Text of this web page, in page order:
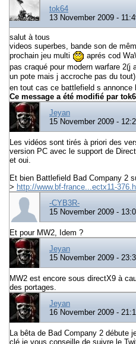
tok64
13 November 2009 -
salut à tous
videos superbes, bande son de
prochain jeu multi
aprés cod
pas craqué pour modern warfare 2(j
un pote mais j accroche pas du tout)
en tout cas ce battlefield s annonce
Ce message a été modifié par
Jeyan
15 November 2009 -
Les vidéos sont tirés à priori des
version PC avec le support de
et oui.
Et bien Battlefield Bad Company 2
> http://www.bf-france...ectx11-
-CYB3R-
15 November 2009 -
Et pour MW2, Idem ?
Jeyan
15 November 2009 -
MW2 est encore sous directX9 à
des portages.
Jeyan
16 November 2009 -
La bêta de Bad Company 2 débute
clé je vous conseille de suivre le